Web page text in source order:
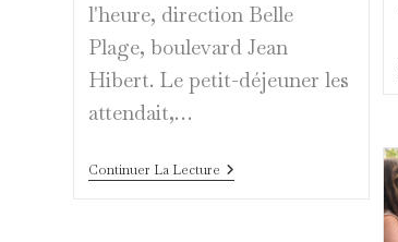
l'heure, direction Belle
Plage, boulevard Jean
Hibert. Le petit-déjeuner les
attendait,…
Continuer La LectureLes
Étoiles